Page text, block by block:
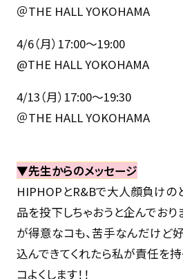
＠THE HALL YOKOHAMA
4/6（月）17:00〜19:00
@THE HALL YOKOHAMA
4/13（月）17:00〜19:30
＠THE HALL YOKOHAMA
▼先生からのメッセージ
HIPHOPとR&Bで大人顔負けの
品を投下しちゃおうと企んでおり
が得意なコも、苦手なんだけど
込んできてくれたら私が責任を
コよくします！！